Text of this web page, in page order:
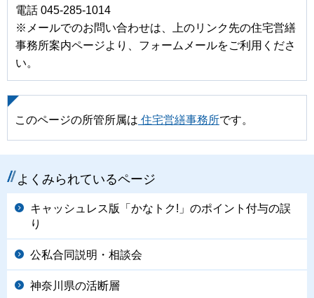
電話 045-285-1014
※メールでのお問い合わせは、上のリンク先の住宅営繕
事務所案内ページより、フォームメールをご利用くださ
い。
このページの所管所属は 住宅営繕事務所です。
よくみられているページ
キャッシュレス版「かなトク!」のポイント付与の誤
り
公私合同説明・相談会
神奈川県の活断層